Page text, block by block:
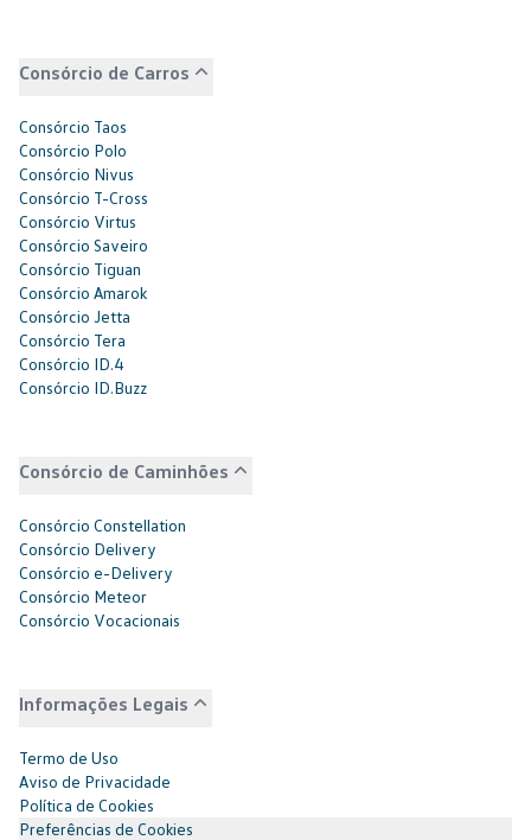
Consórcio de Carros
Consórcio Taos
Consórcio Polo
Consórcio Nivus
Consórcio T-Cross
Consórcio Virtus
Consórcio Saveiro
Consórcio Tiguan
Consórcio Amarok
Consórcio Jetta
Consórcio Tera
Consórcio ID.4
Consórcio ID.Buzz
Consórcio de Caminhões
Consórcio Constellation
Consórcio Delivery
Consórcio e-Delivery
Consórcio Meteor
Consórcio Vocacionais
Informações Legais
Termo de Uso
Aviso de Privacidade
Política de Cookies
Preferências de Cookies